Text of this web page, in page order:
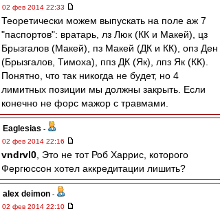
02 фев 2014 22:33
Теоретически можем выпускать на поле аж 7
"паспортов": вратарь, лз Люк (КК и Макей), цз
Брызгалов (Макей), пз Макей (ДК и КК), опз Ден
(Брызгалов, Тимоха), ппз ДК (Як), лпз Як (КК).
Понятно, что так никогда не будет, но 4
лимитных позиции мы должны закрыть. Если
конечно не форс мажор с травмами.
Eaglesias -
02 фев 2014 22:16
vndrvl0 , Это не тот Роб Харрис, которого
Фергюссон хотел аккредитации лишить?
alex deimon -
02 фев 2014 22:10